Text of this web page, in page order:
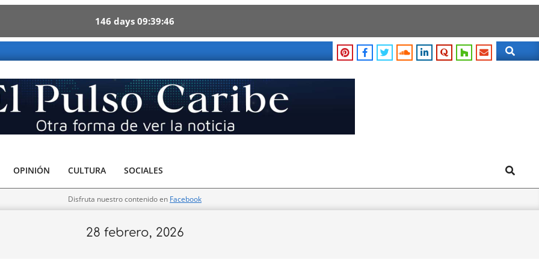
146 days 09 39 45
Search
OPINIÓN CULTURA SOCIALES Search
Disfruta nuestro contenido en Facebook
28 febrero, 2026